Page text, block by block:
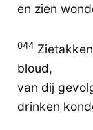
en zien
044
bloud,
van dij
drinken